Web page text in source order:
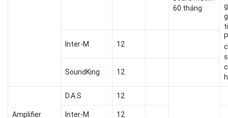
60 tháng
Inter-M 12
SoundKing 12
Amplifier
D.A.S 12
Inter-M 12